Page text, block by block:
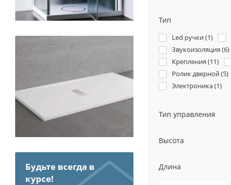
Тип
Led ручки (1)
Звукоизоляция (6)
Крепления (11)
Ролик дверной (5)
Электроника (1)
Тип управления
Высота
Длина
Будьте всегда в
курсе!